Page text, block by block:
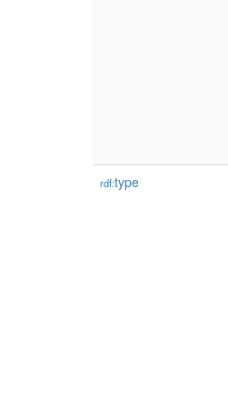
rdf:type